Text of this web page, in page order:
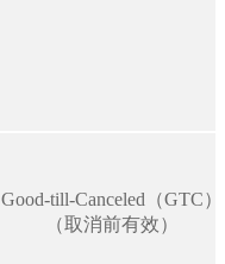
Good-till-Canceled（GTC）
（取消前有效）